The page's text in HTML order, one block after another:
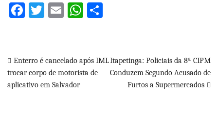
Facebook
Twitter
EmailWhatsApp
Navegação
de
Enterro é cancelado após IML
trocar corpo de motorista de
aplicativo em Salvador
Itapetinga: Policiais da 8ª CIPM
Conduzem Segundo Acusado de
Furtos a Supermercados